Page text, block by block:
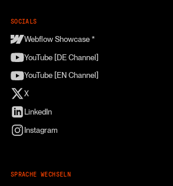
SOCIALS
Webflow Showcase *
YouTube [DE Channel]
YouTube [EN Channel]
X
LinkedIn
Instagram
SPRACHE WECHSELN